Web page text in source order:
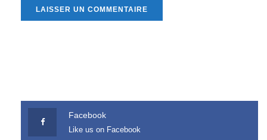
Facebook
Like us on Facebook